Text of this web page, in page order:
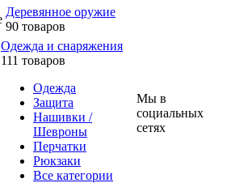
Деревянное оружие
90 товаров
Одежда и снаряжения
111 товаров
Одежда
Защита
Нашивки /
Шевроны
Перчатки
Рюкзаки
Все категории
Мы в
социальных
сетях